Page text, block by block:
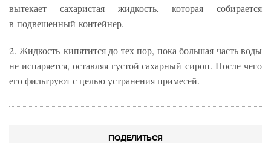
вытекает сахаристая жидкость, которая собирается
в подвешенный контейнер.
2. Жидкость кипятится до тех пор, пока большая часть воды
не испаряется, оставляя густой сахарный сироп. После чего
его фильтруют с целью устранения примесей.
ПОДЕЛИТЬСЯ